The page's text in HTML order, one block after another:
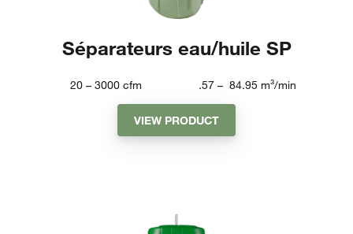
Séparateurs eau/huile SP
20 – 3000 cfm .57 – 84.95 m³/min
VIEW PRODUCT